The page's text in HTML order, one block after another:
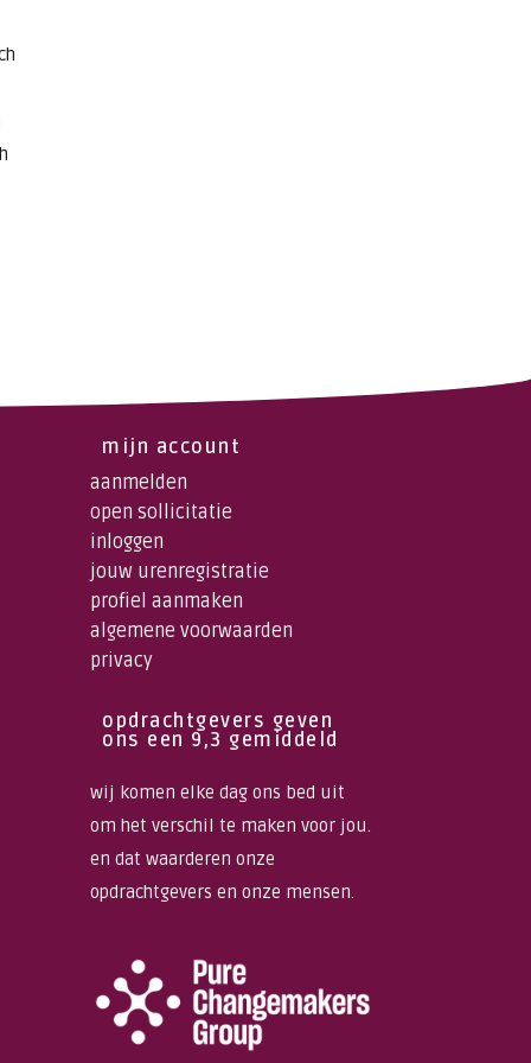
mijn account
aanmelden
open sollicitatie
inloggen
jouw urenregistratie
profiel aanmaken
algemene voorwaarden
privacy
opdrachtgevers geven
ons een 9,3 gemiddeld
wij komen elke dag ons bed uit
om het verschil te maken voor jou.
en dat waarderen onze
opdrachtgevers en onze mensen.